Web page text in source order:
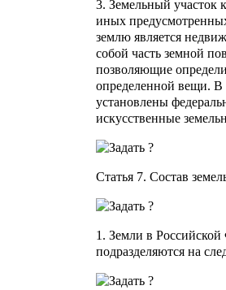
3. Земельный участок
иных
землю является
собой часть земной
позволяющие
определенной вещи. В
установлены
искусственные
Статья 7. Состав
1. Земли в
подразделяются на